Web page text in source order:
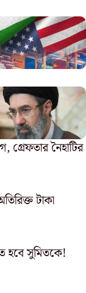
গ্রেফতার নৈহাটির
টাকা
হবে সুমিতকে!